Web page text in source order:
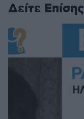
Δείτε Επίσης